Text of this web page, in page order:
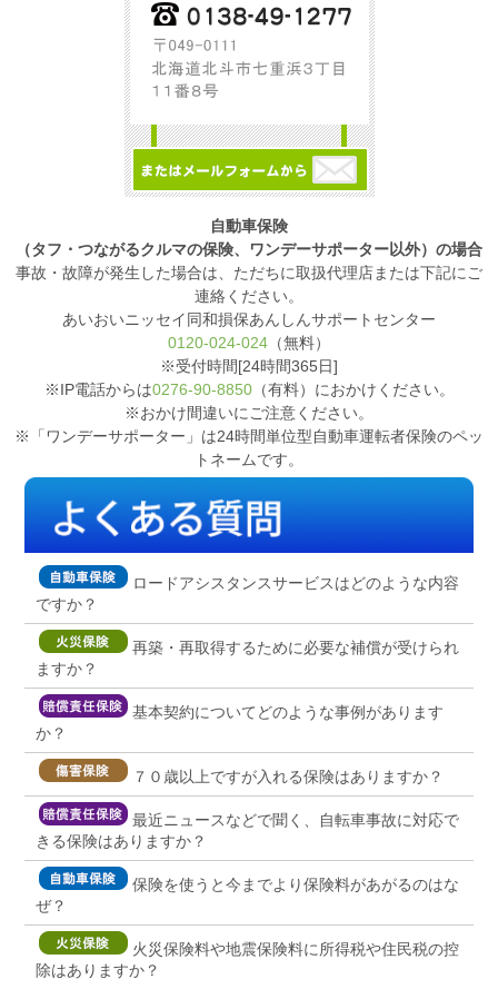
自動車保険
（タフ・つながるクルマの保険、ワンデーサポーター以外）の場合
事故・故障が発生した場合は、ただちに取扱代理店または下記にご
連絡ください。
あいおいニッセイ同和損保あんしんサポートセンター
0120-024-024 （無料）
※受付時間[24時間365日]
※IP電話からは0276-90-8850（有料）におかけください。
※おかけ間違いにご注意ください。
※「ワンデーサポーター」は24時間単位型自動車運転者保険のペッ
トネームです。
ロードアシスタンスサービスはどのような内容
ですか？
再築・再取得するために必要な補償が受けられ
ますか？
基本契約についてどのような事例があります
か？
７０歳以上ですが入れる保険はありますか？
最近ニュースなどで聞く、自転車事故に対応で
きる保険はありますか？
保険を使うと今までより保険料があがるのはな
ぜ？
火災保険料や地震保険料に所得税や住民税の控
除はありますか？